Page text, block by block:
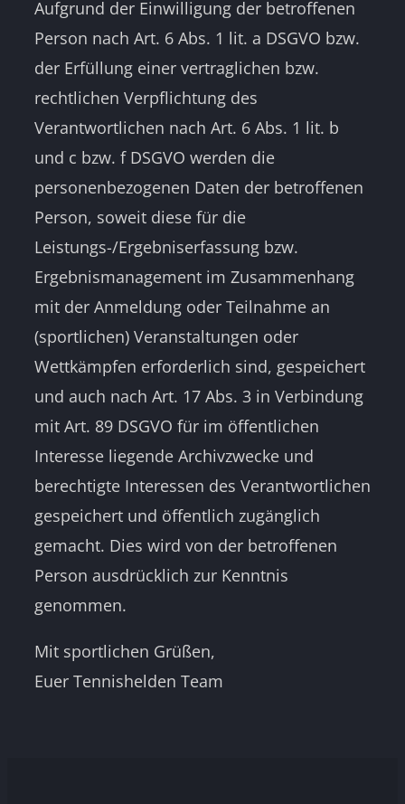
Aufgrund der Einwilligung der betroffenen
Person nach Art. 6 Abs. 1 lit. a DSGVO bzw.
der Erfüllung einer vertraglichen bzw.
rechtlichen Verpflichtung des
Verantwortlichen nach Art. 6 Abs. 1 lit. b
und c bzw. f DSGVO werden die
personenbezogenen Daten der betroffenen
Person, soweit diese für die
Leistungs-/Ergebniserfassung bzw.
Ergebnismanagement im Zusammenhang
mit der Anmeldung oder Teilnahme an
(sportlichen) Veranstaltungen oder
Wettkämpfen erforderlich sind, gespeichert
und auch nach Art. 17 Abs. 3 in Verbindung
mit Art. 89 DSGVO für im öffentlichen
Interesse liegende Archivzwecke und
berechtigte Interessen des Verantwortlichen
gespeichert und öffentlich zugänglich
gemacht. Dies wird von der betroffenen
Person ausdrücklich zur Kenntnis
genommen.
Mit sportlichen Grüßen,
Euer Tennishelden Team